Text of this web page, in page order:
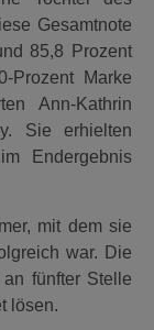
Gesamtnote
85,8 Prozent
Prozent Marke
Ann-Kathrin
Sie erhielten
Endergebnis
mit dem sie
war. Die
fünfter Stelle
lösen.